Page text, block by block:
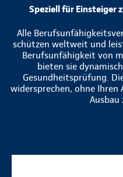
Speziell für Einsteiger
Alle
schützen weltweit und
Berufsunfähigkeit von
bieten sie
Gesundheitsprüfung.
widersprechen, ohne
Ausbau